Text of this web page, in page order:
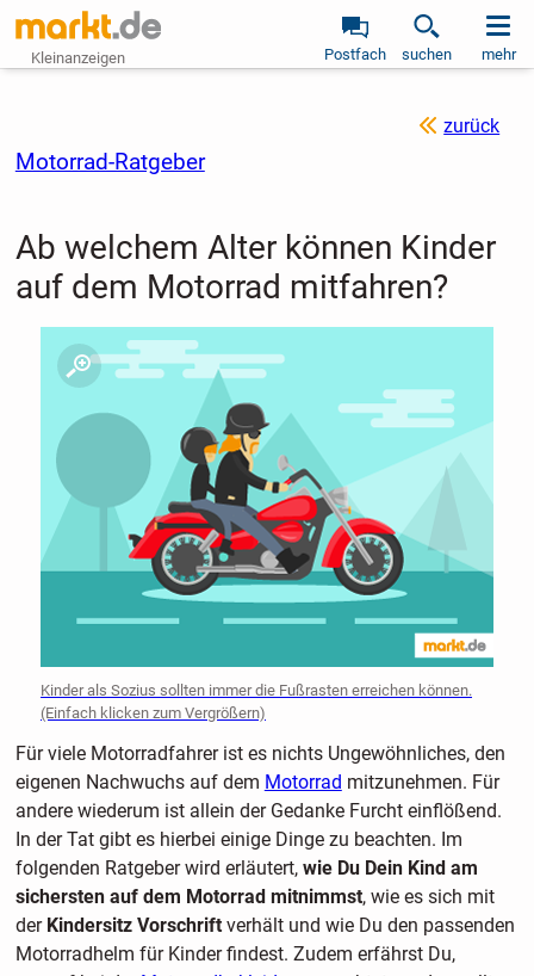
Kleinanzeigen Postfach suchen mehr
zurück
Motorrad-Ratgeber
Ab welchem Alter können Kinder
auf dem Motorrad mitfahren?
Kinder als Sozius sollten immer die Fußrasten erreichen können.
(Einfach klicken zum Vergrößern)
Für viele Motorradfahrer ist es nichts Ungewöhnliches, den
eigenen Nachwuchs auf dem Motorrad mitzunehmen. Für
andere wiederum ist allein der Gedanke Furcht einflößend.
In der Tat gibt es hierbei einige Dinge zu beachten. Im
folgenden Ratgeber wird erläutert, wie Du Dein Kind am
sichersten auf dem Motorrad mitnimmst, wie es sich mit
der Kindersitz Vorschriftverhält und wie Du den passenden
Motorradhelm für Kinder findest. Zudem erfährst Du,